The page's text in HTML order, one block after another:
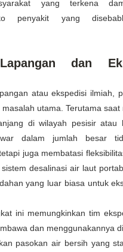
yang terkena
penyakit yang
dan
atau ekspedisi ilmiah,
utama. Terutama saat
di wilayah pesisir atau
dalam jumlah besar
juga membatasi
desalinasi air laut
yang luar biasa untuk
ini memungkinkan tim
dan menggunakannya
pasokan air bersih yang